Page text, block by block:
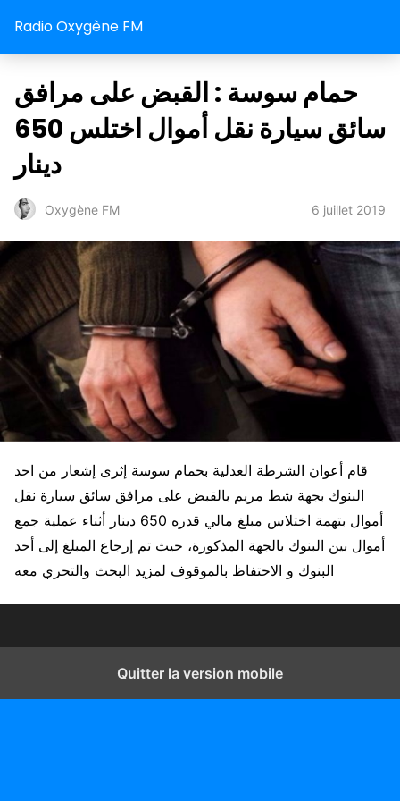
Radio Oxygène FM
حمام سوسة : القبض على مرافق
سائق سيارة نقل أموال اختلس 650
دينار
Oxygène FM 6 juillet 2019
قام أعوان الشرطة العدلية بحمام سوسة إثرى إشعار من احد
البنوك بجهة شط مريم بالقبض على مرافق سائق سيارة نقل
أموال بتهمة اختلاس مبلغ مالي قدره 650 دينار أثناء عملية جمع
أموال بين البنوك بالجهة المذكورة، حيث تم إرجاع المبلغ إلى أحد
البنوك و الاحتفاظ بالموقوف لمزيد البحث والتحري معه
Quitter la version mobile